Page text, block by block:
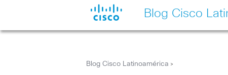
Blog Cisco
Blog Cisco Latinoamérica >